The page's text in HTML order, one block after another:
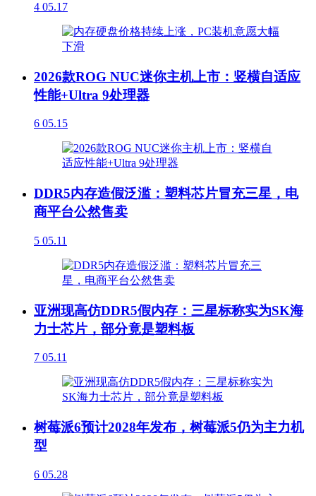
4 05.17
2026款ROG NUC迷你主机上市：竖横自适应
性能+Ultra 9处理器
6 05.15
DDR5内存造假泛滥：塑料芯片冒充三星，电
商平台公然售卖
5 05.11
亚洲现高仿DDR5假内存：三星标称实为SK海
力士芯片，部分竟是塑料板
7 05.11
树莓派6预计2028年发布，树莓派5仍为主力机
型
6 05.28